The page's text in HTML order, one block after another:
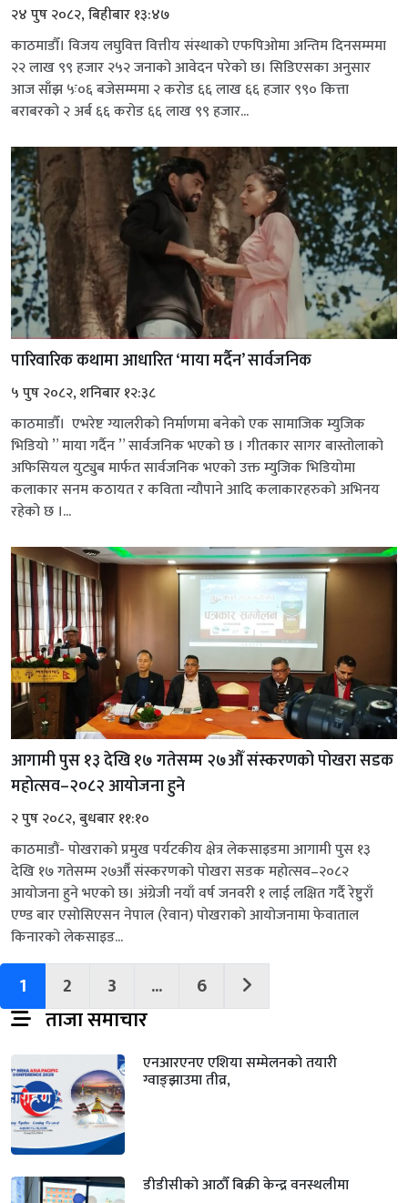
२४ पुष २०८२, बिहीबार १३:४७
काठमाडौँ। विजय लघुवित्त वित्तीय संस्थाको एफपिओमा अन्तिम दिनसम्ममा
२२ लाख ९९ हजार २५२ जनाको आवेदन परेको छ। सिडिएसका अनुसार
आज साँझ ५ः०६ बजेसम्ममा २ करोड ६६ लाख ६६ हजार ९९० कित्ता
बराबरको २ अर्ब ६६ करोड ६६ लाख ९९ हजार...
पारिवारिक कथामा आधारित ‘माया मर्दैन’ सार्वजनिक
५ पुष २०८२, शनिबार १२:३८
काठमाडौँ। एभरेष्ट ग्यालरीको निर्माणमा बनेको एक सामाजिक म्युजिक
भिडियो ” माया गर्दैन ” सार्वजनिक भएको छ । गीतकार सागर बास्तोलाको
अफिसियल युट्युब मार्फत सार्वजनिक भएको उक्त म्युजिक भिडियोमा
कलाकार सनम कठायत र कविता न्यौपाने आदि कलाकारहरुको अभिनय
रहेको छ ।...
आगामी पुस १३ देखि १७ गतेसम्म २७औँ संस्करणको पोखरा सडक
महोत्सव–२०८२ आयोजना हुने
२ पुष २०८२, बुधबार ११:१०
काठमाडौं- पोखराको प्रमुख पर्यटकीय क्षेत्र लेकसाइडमा आगामी पुस १३
देखि १७ गतेसम्म २७औँ संस्करणको पोखरा सडक महोत्सव–२०८२
आयोजना हुने भएको छ। अंग्रेजी नयाँ वर्ष जनवरी १ लाई लक्षित गर्दै रेष्टुराँ
एण्ड बार एसोसिएसन नेपाल (रेवान) पोखराको आयोजनामा फेवाताल
किनारको लेकसाइड...
1 2 3 ... 6
ताजा समाचार
एनआरएनए एशिया सम्मेलनको तयारी
ग्वाङ्झाउमा तीव्र,
डीडीसीको आठौँ बिक्री केन्द्र वनस्थलीमा